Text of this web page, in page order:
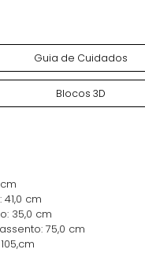
Guia de Cuidados
Blocos 3D
cm
35,0 cm
75,0 cm